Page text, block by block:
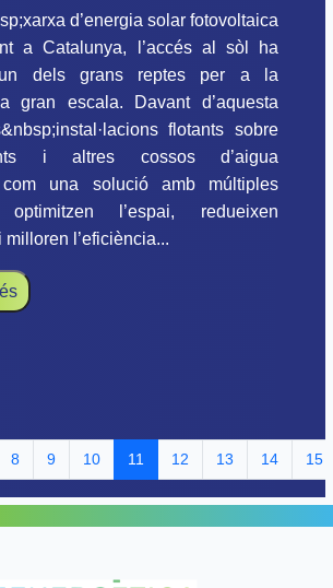
d’energia solar fotovoltaica
a Catalunya, l’accés al sòl ha
un dels grans reptes per a la
gran escala. Davant d’aquesta
flotants sobre
i altres cossos d’aigua
com una solució amb múltiples
optimitzen l’espai, redueixen
milloren l’eficiència...
8 9 10 11 12 13 14 15